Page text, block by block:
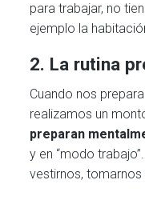
para trabajar, no
ejemplo la
2. La rutina
Cuando nos
realizamos un
preparan
y en “modo
vestirnos, tomarnos